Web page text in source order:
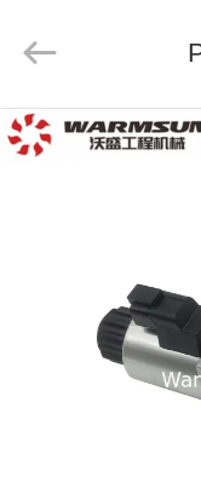
HUIS
ONGEVEER
Co.,
Reserved.